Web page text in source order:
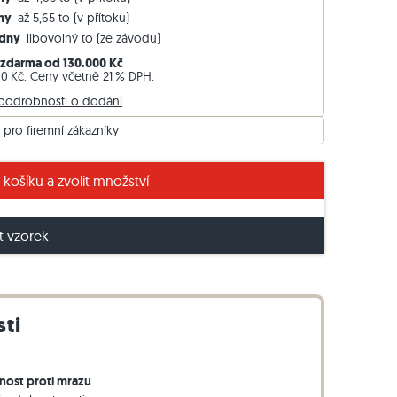
Travníkový obrubník z ruly
Travníkový obrubník z bazaltu
Silver ve stříbřitě šedé barvě
až 5,65 to (v přítoku)
libovolný to (ze závodu)
od 130.000 Kč
Kč. Ceny včetně 21 % DPH.
o dodání
pro firemní zákazníky
košíku a zvolit množství
vzorek
proti mrazu